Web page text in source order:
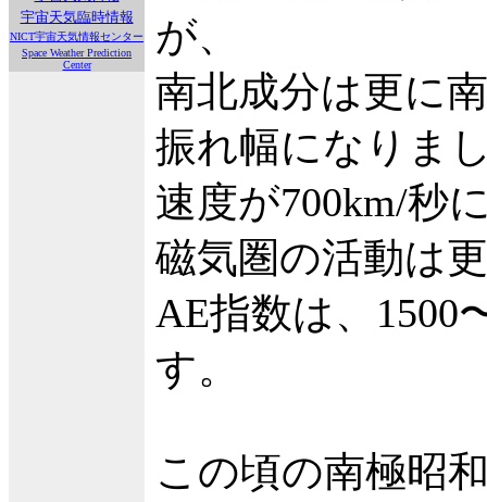
宇宙天気臨時情報
NICT宇宙天気情報センター
Space Weather Prediction
Center
が、
南北成分は更に
振れ幅になりま
速度が700km/秒
磁気圏の活動は
AE指数は、1500
す。
この頃の南極昭